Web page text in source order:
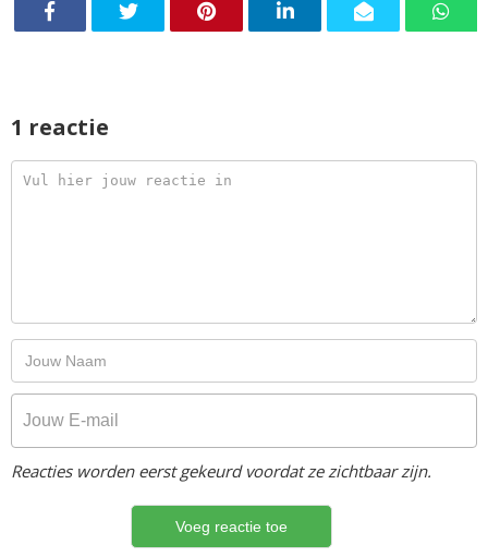
1 reactie
Reacties worden eerst gekeurd voordat ze zichtbaar zijn.